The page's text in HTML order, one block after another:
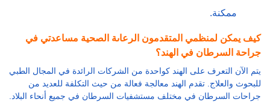
ممكنة.
كيف يمكن لمنظمي المتقدمون الرعاىة الصحية مساعدتي في
جراحة السرطان في الهند؟
يتم الآن التعرف على الهند كواحدة من الشركات الرائدة في المجال الطبي
للبحوث والعلاج. تقدم الهند معالجة فعالة من حيث التكلفة للعديد من
جراحات السرطان في مختلف مستشفيات السرطان في جميع أنحاء البلاد.